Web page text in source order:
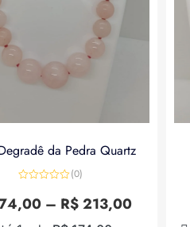
da Pedra Quartz
de
(0)
– R$213,00